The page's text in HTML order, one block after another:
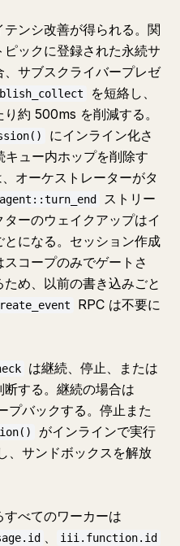
ンシ改善が得られる。関
ックに登録された永続サ
サブスクライバープレゼ
を短絡し、
約 500ms を削減する。
にインライン化さ
ュー内ホップを削除す
、オーケストレーターがタ
agent::turn_end
ストリー
ーのウェイクアップはイ
になる。セッション作成
コープのみでゲートさ
め、以前の書き込みごと
RPC は不要に
は継続、停止、または
する。継続の場合は
プバックする。停止また
がインラインで実行
、サンドボックスを解放
べてのワーカーは
、 iii.function.id